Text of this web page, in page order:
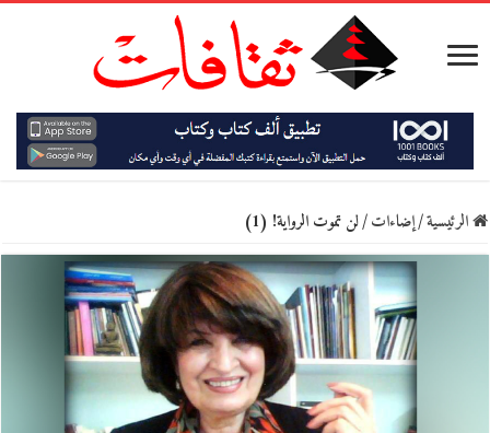
الرئيسية/إضاءات/لن تموت الرواية! (1)